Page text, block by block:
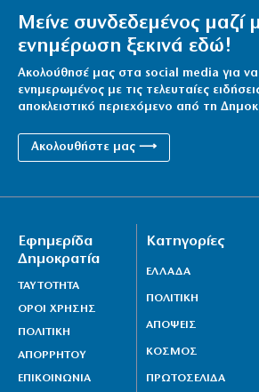
Μείνε συνδεδεμένος μαζί
ενημέρωση ξεκινά εδώ!
Ακολούθησέ μας στα social media για να
ενημερωμένος με τις τελευταίες
αποκλειστικό περιεχόμενο από τη
Ακολουθήστε μας ⟶
Εφημερίδα
Δημοκρατία
ΤΑΥΤΟΤΗΤΑ
ΟΡΟΙ ΧΡΗΣΗΣ
ΠΟΛΙΤΙΚΗ
ΑΠΟΡΡΗΤΟΥ
ΕΠΙΚΟΙΝΩΝΙΑ
Κατηγορίες
ΕΛΛΑΔΑ
ΠΟΛΙΤΙΚΗ
ΑΠΟΨΕΙΣ
ΚΟΣΜΟΣ
ΠΡΩΤΟΣΕΛΙΔΑ